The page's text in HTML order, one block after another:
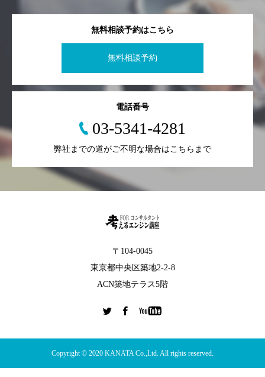
無料相談予約はこちら
無料相談予約
電話番号
03-5341-4281
弊社までの道がご不明な場合はこちらまで
〒104-0045
東京都中央区築地2-2-8
ACN築地テラス5階
Copyright © 2020 KANATA Co.,Ltd. All rights reserved.